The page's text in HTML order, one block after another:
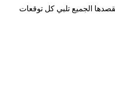
الجميع تلبي كل توقعات